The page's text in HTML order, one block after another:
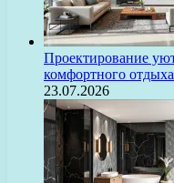
Проектирование
комфортного
23.07.2026